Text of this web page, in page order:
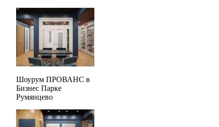
Шоурум ПРОВАНС в
Бизнес Парке
Румянцево